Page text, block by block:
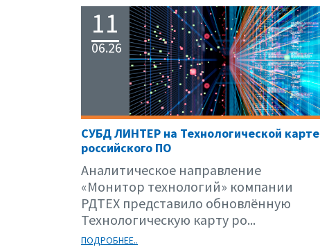
11
06.26
СУБД ЛИНТЕР на Технологической карте
российского ПО
Аналитическое направление
«Монитор технологий» компании
РДТЕХ представило обновлённую
Технологическую карту ро...
ПОДРОБНЕЕ..